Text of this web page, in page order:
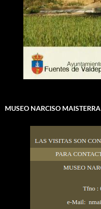
MUSEO NARCISO MAISTERRA